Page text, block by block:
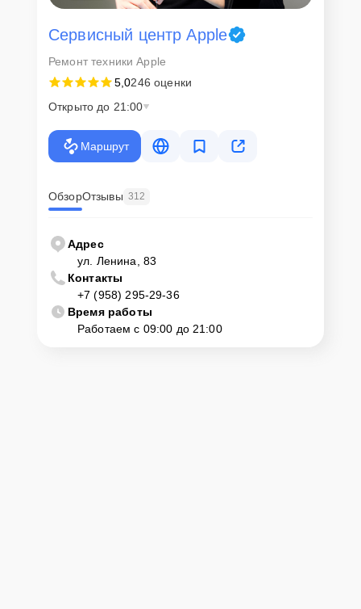
Сервисный центр Apple
Ремонт техники Apple
5,0246 оценки
Открыто до 21:00
Маршрут
ОбзорОтзывы 312
Адрес
ул. Ленина, 83
Контакты
+7 (958) 295-29-36
Время работы
Работаем с 09:00 до 21:00